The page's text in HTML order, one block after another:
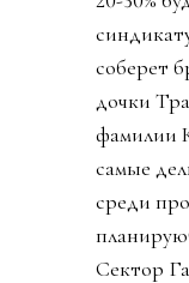
Новый
Право
никому,
дали.
мы вам
сами
Позже
что